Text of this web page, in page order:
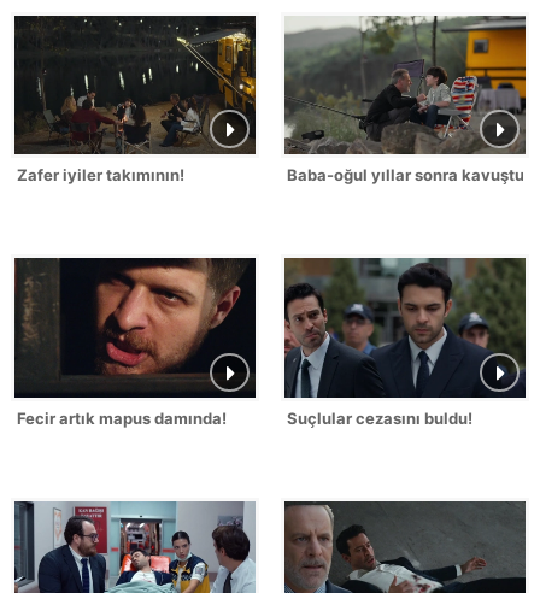
Zafer iyiler takımının! Baba-oğul yıllar sonra kavuştu!
Fecir artık mapus damında! Suçlular cezasını buldu!